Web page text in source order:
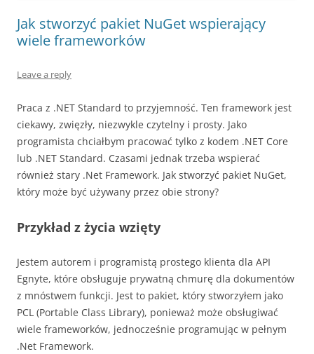
Jak stworzyć pakiet NuGet wspierający
wiele frameworków
Leave a reply
Praca z .NET Standard to przyjemność. Ten framework jest
ciekawy, zwięzły, niezwykle czytelny i prosty. Jako
programista chciałbym pracować tylko z kodem .NET Core
lub .NET Standard. Czasami jednak trzeba wspierać
również stary .Net Framework. Jak stworzyć pakiet NuGet,
który może być używany przez obie strony?
Przykład z życia wzięty
Jestem autorem i programistą prostego klienta dla API
Egnyte, które obsługuje prywatną chmurę dla dokumentów
z mnóstwem funkcji. Jest to pakiet, który stworzyłem jako
PCL (Portable Class Library), ponieważ może obsługiwać
wiele frameworków, jednocześnie programując w pełnym
.Net Framework.